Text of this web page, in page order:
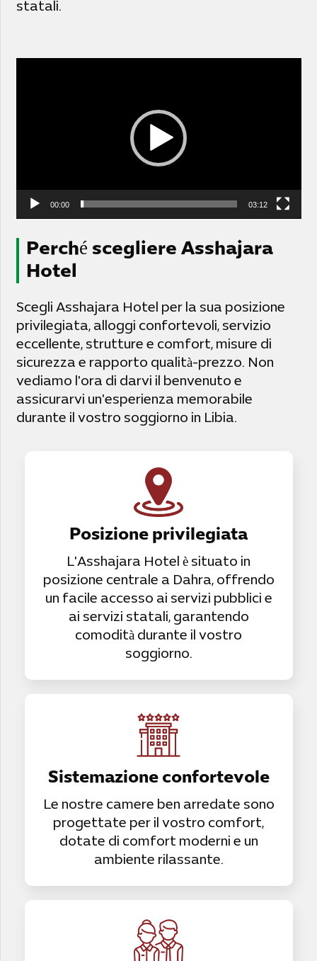
statali.
00:00 03:12
Perché scegliere Asshajara
Hotel
Scegli Asshajara Hotel per la sua posizione
privilegiata, alloggi confortevoli, servizio
eccellente, strutture e comfort, misure di
sicurezza e rapporto qualità-prezzo. Non
vediamo l'ora di darvi il benvenuto e
assicurarvi un'esperienza memorabile
durante il vostro soggiorno in Libia.
Posizione privilegiata
L'Asshajara Hotel è situato in
posizione centrale a Dahra, offrendo
un facile accesso ai servizi pubblici e
ai servizi statali, garantendo
comodità durante il vostro
soggiorno.
Sistemazione confortevole
Le nostre camere ben arredate sono
progettate per il vostro comfort,
dotate di comfort moderni e un
ambiente rilassante.